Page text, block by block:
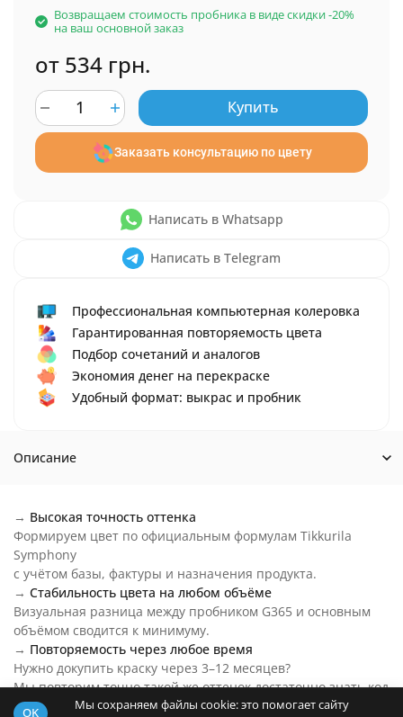
Возвращаем стоимость пробника в виде скидки -20%
на ваш основной заказ
от 534 грн.
Купить
Заказать консультацию по цвету
Написать в Whatsapp
Написать в Telegram
Профессиональная компьютерная колеровка
Гарантированная повторяемость цвета
Подбор сочетаний и аналогов
Экономия денег на перекраске
Удобный формат: выкрас и пробник
Описание
→ Высокая точность оттенка
Формируем цвет по официальным формулам Tikkurila
Symphony
с учётом базы, фактуры и назначения продукта.
→ Стабильность цвета на любом объёме
Визуальная разница между пробником G365 и основным
объёмом сводится к минимуму.
→ Повторяемость через любое время
Нужно докупить краску через 3–12 месяцев?
Мы повторим точно такой же оттенок достаточно знать код
цвета.
OK
Мы сохраняем файлы cookie: это помогает сайту